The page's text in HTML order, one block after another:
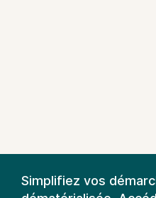
Simplifiez vos